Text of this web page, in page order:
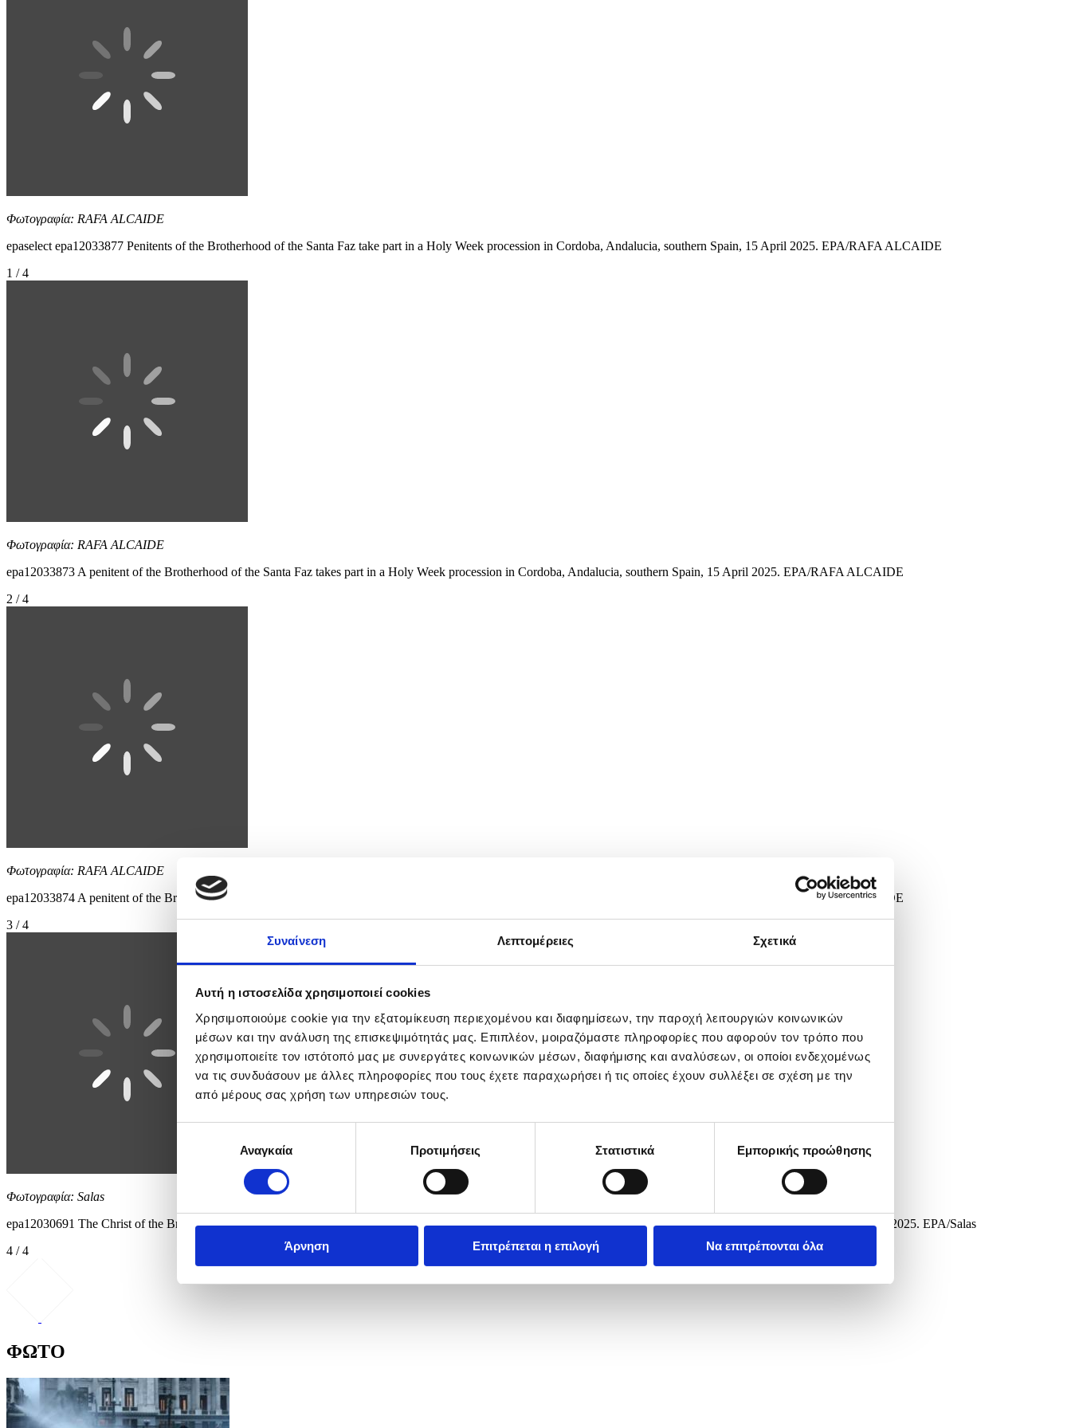
Συναίνεση Λεπτομέρειες Σχετικά
Αυτή η ιστοσελίδα χρησιμοποιεί cookies
Χρησιμοποιούμε cookie για την εξατομίκευση περιεχομένου και διαφημίσεων, την παροχή λειτουργιών κοινωνικών
μέσων και την ανάλυση της επισκεψιμότητάς μας. Επιπλέον, μοιραζόμαστε πληροφορίες που αφορούν τον τρόπο που
χρησιμοποιείτε τον ιστότοπό μας με συνεργάτες κοινωνικών μέσων, διαφήμισης και αναλύσεων, οι οποίοι ενδεχομένως
να τις συνδυάσουν με άλλες πληροφορίες που τους έχετε παραχωρήσει ή τις οποίες έχουν συλλέξει σε σχέση με την
από μέρους σας χρήση των υπηρεσιών τους.
συγκατάθεσηςΑναγκαία Προτιμήσεις Στατιστικά Εμπορικής προώθησης
Άρνηση Επιτρέπεται η επιλογή Να επιτρέπονται όλα
Φωτογραφία: RAFA ALCAIDE
epaselect epa12033877 Penitents of the Brotherhood of the Santa Faz take part in a Holy Week procession in Cordoba, Andalucia, southern Spain, 15 April 2025. EPA/RAFA ALCAIDE
1 / 4
Φωτογραφία: RAFA ALCAIDE
epa12033873 A penitent of the Brotherhood of the Santa Faz takes part in a Holy Week procession in Cordoba, Andalucia, southern Spain, 15 April 2025. EPA/RAFA ALCAIDE
2 / 4
Φωτογραφία: RAFA ALCAIDE
epa12033874 A penitent of the Brotherhood of the Santa Faz takes part in a Holy Week procession in Cordoba, Andalucia, southern Spain, 15 April 2025. EPA/RAFA ALCAIDE
3 / 4
Φωτογραφία: Salas
epa12030691 The Christ of the Brotherhood of the Vera Cruz procession as it passes over the Roman bridge during Palm Sunday in Cordoba, Andalusia, South Spain, 13 April 2025. EPA/Salas
4 / 4
ΦΩΤΟ